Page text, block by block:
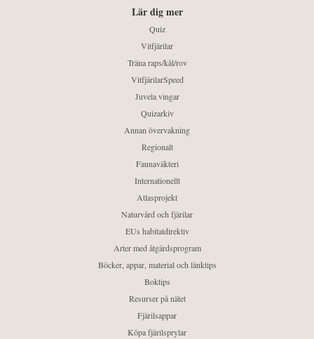
Lär dig mer
Quiz
Vitfjärilar
Träna raps/kål/rov
VitfjärilarSpeed
Juvela vingar
Quizarkiv
Annan övervakning
Regionalt
Faunaväkteri
Internationellt
Atlasprojekt
Naturvård och fjärilar
EUs habitatdirektiv
Arter med åtgärdsprogram
Böcker, appar, material och länktips
Boktips
Resurser på nätet
Fjärilsappar
Köpa fjärilsprylar